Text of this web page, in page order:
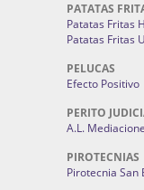
PATATAS
Patatas Fritas
Patatas Fritas
PELUCAS
Efecto Positivo
PERITO
A.L.
PIROTECNIAS
Pirotecnia San